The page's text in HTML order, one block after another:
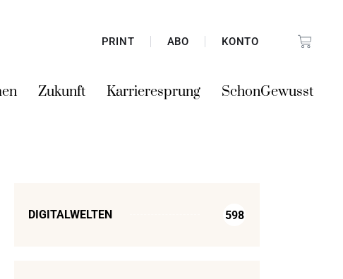
PRINT ABO KONTO
Zukunft Karrieresprung SchonGewusst
DIGITALWELTEN 598